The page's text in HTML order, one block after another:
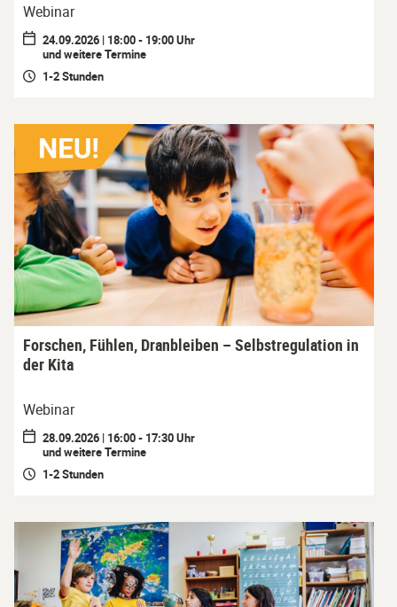
Webinar
24.09.2026 | 18:00 - 19:00 Uhr
und weitere Termine
1-2 Stunden
Forschen, Fühlen, Dranbleiben – Selbstregulation in
der Kita
Webinar
28.09.2026 | 16:00 - 17:30 Uhr
und weitere Termine
1-2 Stunden